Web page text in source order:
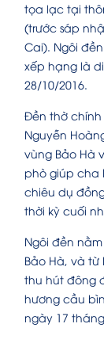
tọa lạc tại
(trước sáp
Cai). Ngôi
xếp hạng là
28/10/2016.
Đền thờ chính
Nguyễn
vùng Bảo Hà
phò giúp cha
chiêu dụ
thời kỳ cuối
Ngôi đền
Bảo Hà, và
thu hút đông
hương cầu
ngày 17